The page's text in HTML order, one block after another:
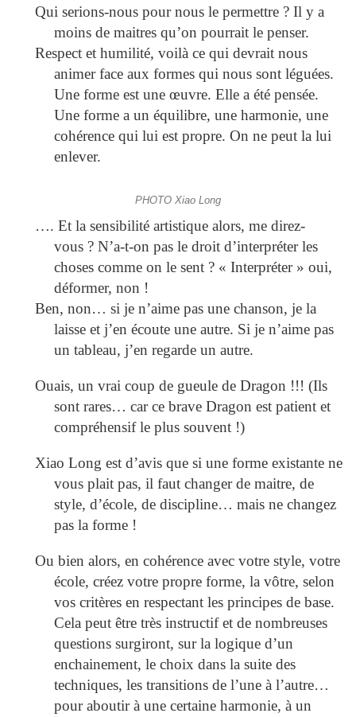
Qui serions-nous pour nous le permettre ? Il y a
moins de maitres qu’on pourrait le penser.
Respect et humilité, voilà ce qui devrait nous
animer face aux formes qui nous sont léguées.
Une forme est une œuvre. Elle a été pensée.
Une forme a un équilibre, une harmonie, une
cohérence qui lui est propre. On ne peut la lui
enlever.
PHOTO Xiao Long
…. Et la sensibilité artistique alors, me direz-
vous ? N’a-t-on pas le droit d’interpréter les
choses comme on le sent ? « Interpréter » oui,
déformer, non !
Ben, non… si je n’aime pas une chanson, je la
laisse et j’en écoute une autre. Si je n’aime pas
un tableau, j’en regarde un autre.
Ouais, un vrai coup de gueule de Dragon !!! (Ils
sont rares… car ce brave Dragon est patient et
compréhensif le plus souvent !)
Xiao Long est d’avis que si une forme existante ne
vous plait pas, il faut changer de maitre, de
style, d’école, de discipline… mais ne changez
pas la forme !
Ou bien alors, en cohérence avec votre style, votre
école, créez votre propre forme, la vôtre, selon
vos critères en respectant les principes de base.
Cela peut être très instructif et de nombreuses
questions surgiront, sur la logique d’un
enchainement, le choix dans la suite des
techniques, les transitions de l’une à l’autre…
pour aboutir à une certaine harmonie, à un